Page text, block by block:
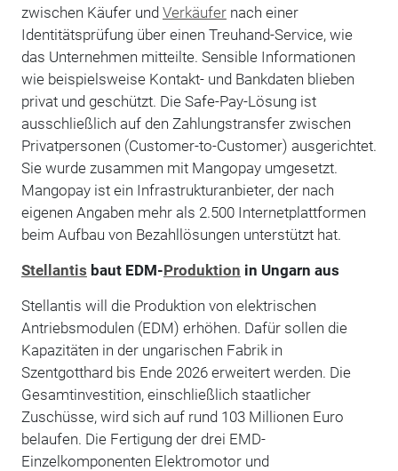
zwischen Käufer und Verkäufernach einer
Identitätsprüfung über einen Treuhand-Service, wie
das Unternehmen mitteilte. Sensible Informationen
wie beispielsweise Kontakt- und Bankdaten blieben
privat und geschützt. Die Safe-Pay-Lösung ist
ausschließlich auf den Zahlungstransfer zwischen
Privatpersonen (Customer-to-Customer) ausgerichtet.
Sie wurde zusammen mit Mangopay umgesetzt.
Mangopay ist ein Infrastrukturanbieter, der nach
eigenen Angaben mehr als 2.500 Internetplattformen
beim Aufbau von Bezahllösungen unterstützt hat.
Stellantis baut EDM-Produktion in Ungarn aus
Stellantis will die Produktion von elektrischen
Antriebsmodulen (EDM) erhöhen. Dafür sollen die
Kapazitäten in der ungarischen Fabrik in
Szentgotthard bis Ende 2026 erweitert werden. Die
Gesamtinvestition, einschließlich staatlicher
Zuschüsse, wird sich auf rund 103 Millionen Euro
belaufen. Die Fertigung der drei EMD-
Einzelkomponenten Elektromotor und